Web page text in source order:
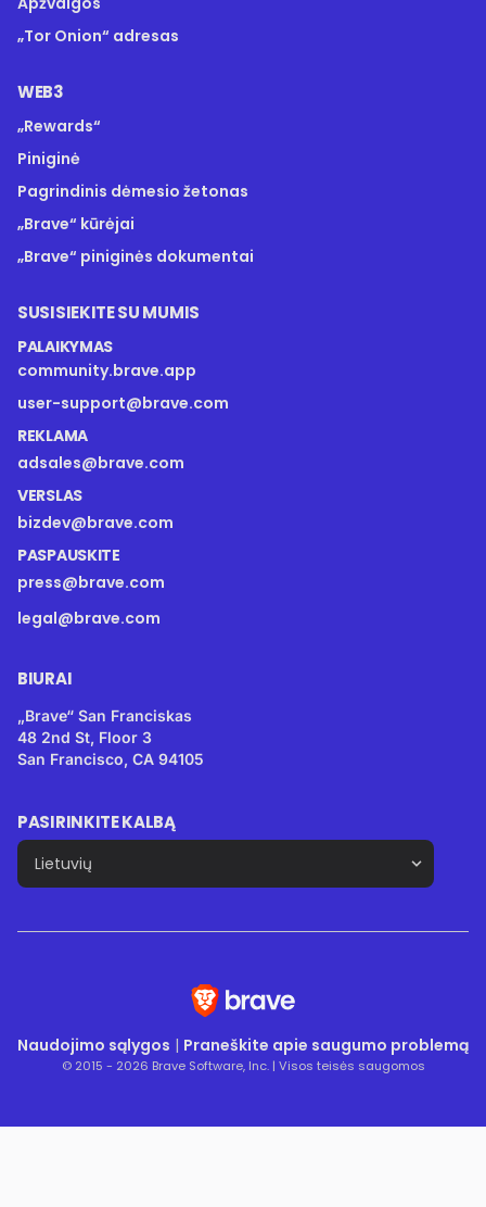
„Tor Onion“ adresas
WEB3
„Rewards“
Piniginė
Pagrindinis dėmesio žetonas
„Brave“ kūrėjai
„Brave“ piniginės dokumentai
SUSISIEKITE SU MUMIS
PALAIKYMAS
community.brave.app
user-support@brave.com
REKLAMA
adsales@brave.com
VERSLAS
bizdev@brave.com
PASPAUSKITE
press@brave.com
legal@brave.com
BIURAI
„Brave“ San Franciskas
48 2nd St, Floor 3
San Francisco, CA 94105
PASIRINKITE KALBĄ
Naudojimo sąlygos | Praneškite apie saugumo problemą
© 2015 - 2026 Brave Software, Inc. | Visos teisės saugomos